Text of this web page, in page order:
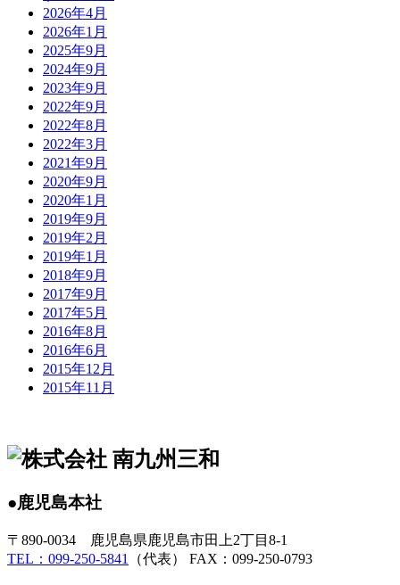
2026年4月
2026年1月
2025年9月
2024年9月
2023年9月
2022年9月
2022年8月
2022年3月
2021年9月
2020年9月
2020年1月
2019年9月
2019年2月
2019年1月
2018年9月
2017年9月
2017年5月
2016年8月
2016年6月
2015年12月
2015年11月
●鹿児島本社
〒890-0034 鹿児島県鹿児島市田上2丁目8-1
TEL：099-250-5841
（代表） FAX：099-250-0793